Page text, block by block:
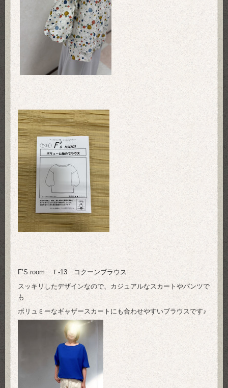
F’S room Ｔ-13 コクーンブラウス
スッキリしたデザインなので、カジュアルなスカートやパンツで
も
ボリュミーなギャザースカートにも合わせやすいブラウスです♪